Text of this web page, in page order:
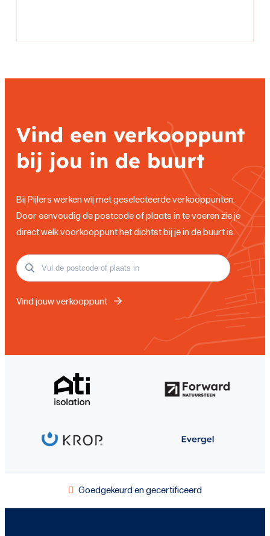
Vind een verkooppunt
bij jou in de buurt
Bij Pijlers werken wij met geselecteerde verkooppunten.
Door eenvoudig de postcode of plaats in te voeren zie je
direct welk voorkooppunt het dichtst bij je in de buurt is.
Vind jouw verkooppunt
Goedgekeurd en gecertificeerd